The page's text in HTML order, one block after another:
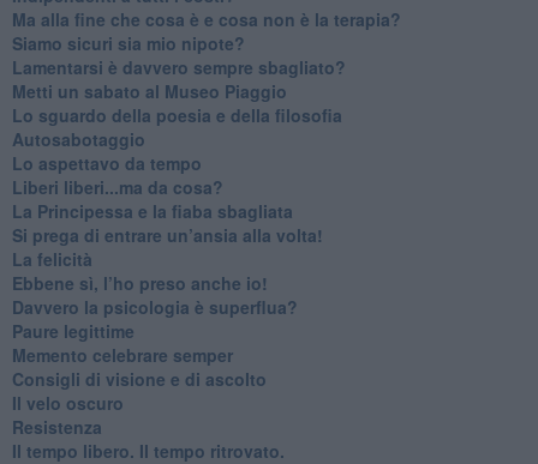
​Ma alla fine che cosa è e cosa non è la terapia?
​Siamo sicuri sia mio nipote?
​Lamentarsi è davvero sempre sbagliato?
​Metti un sabato al Museo Piaggio
​Lo sguardo della poesia e della filosofia
Autosabotaggio
​Lo aspettavo da tempo
​Liberi liberi...ma da cosa?
​La Principessa e la fiaba sbagliata
Si prega di entrare un’ansia alla volta!
​La felicità
​Ebbene sì, l’ho preso anche io!
​Davvero la psicologia è superflua?
Paure legittime
​Memento celebrare semper
​Consigli di visione e di ascolto
​Il velo oscuro
Resistenza
​Il tempo libero. Il tempo ritrovato.